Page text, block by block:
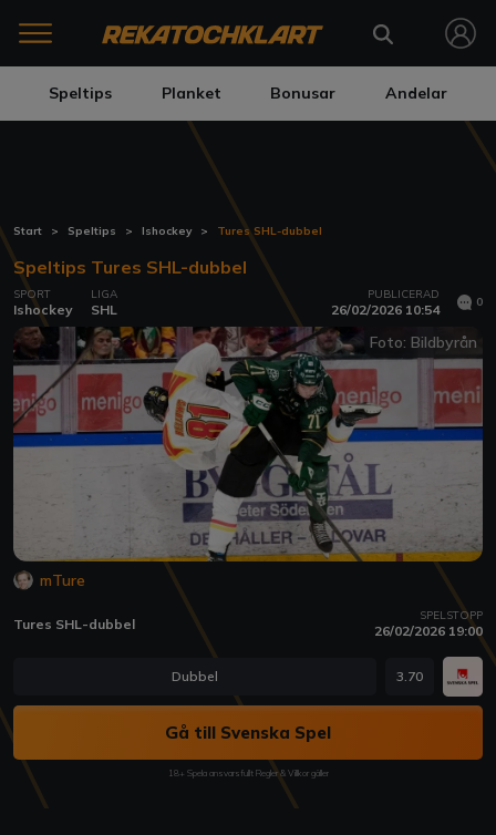
Speltips Planket Bonusar Andelar
Start Speltips Ishockey Tures SHL-dubbel
Speltips Tures SHL-dubbel
SPORT
Ishockey
LIGA
SHL
PUBLICERAD
26/02/2026 10:54 0
Foto: Bildbyrån
mTure
Tures SHL-dubbel SPELSTOPP
26/02/2026 19:00
Dubbel 3.70
Gå till Svenska Spel
18+ Spela ansvarsfullt Regler & Villkor gäller